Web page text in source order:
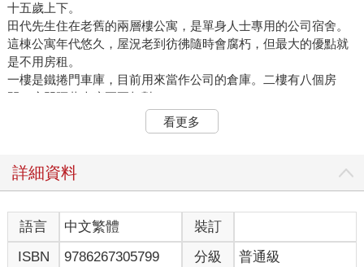
十五歲上下。
田代先生住在老舊的兩層樓公寓，是單身人士專用的公司宿舍。
這棟公寓年代悠久，屋況老到彷彿隨時會腐朽，但最大的優點就
是不用房租。
一樓是鐵捲門車庫，目前用來當作公司的倉庫。二樓有八個房
間，房門隔著走廊兩兩相對。
雖是保留了昭和風情的懷舊建築，或許不少人擔心耐震性等問
題，現在住在裡面的只有田代先生和前輩中川先生兩個人。
公司就一直住在這棟公寓，可說是這裡的元老了。其實中川先生
右。
這回田代先生和中川先生兩個人一起來到寺廟，起因是田代先生
做的一個夢。
看更多
詳細資料
語言 中文繁體
裝訂
ISBN
9786267305799 分級 普通級